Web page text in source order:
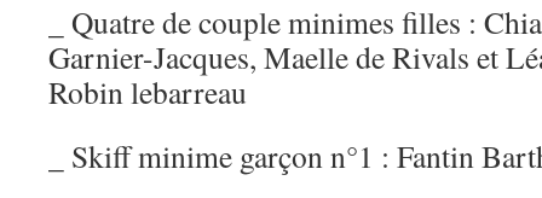
_ Quatre de couple minimes filles :
Garnier-Jacques, Maelle de Rivals et
Robin lebarreau
_ Skiff minime garçon n°1 : Fantin